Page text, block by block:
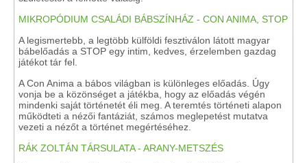
MIKROPÓDIUM CSALÁDI BÁBSZÍNHÁZ - CON ANIMA, STOP
A legismertebb, a legtöbb külföldi fesztiválon látott magyar
bábelőadás a STOP egy intim, kedves, érzelemben gazdag
játékot tár fel.
A Con Anima a bábos világban is különleges előadás. Úgy
vonja be a közönséget a játékba, hogy az előadás végén
mindenki saját történetét éli meg. A teremtés történeti alapon
működteti a nézői fantáziát, számos meglepetést mutatva
vezeti a nézőt a történet megértéséhez.
RÁK ZOLTÁN TÁRSULATA - ARANY-METSZÉS